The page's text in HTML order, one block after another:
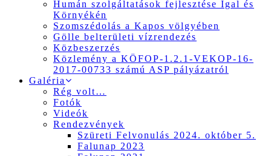
Humán szolgáltatások fejlesztése Igal és
Környékén
Szomszédolás a Kapos völgyében
Gölle belterületi vízrendezés
Közbeszerzés
Közlemény a KÖFOP-1.2.1-VEKOP-16-
2017-00733 számú ASP pályázatról
Galéria
Rég volt…
Fotók
Videók
Rendezvények
Szüreti Felvonulás 2024. október 5.
Falunap 2023